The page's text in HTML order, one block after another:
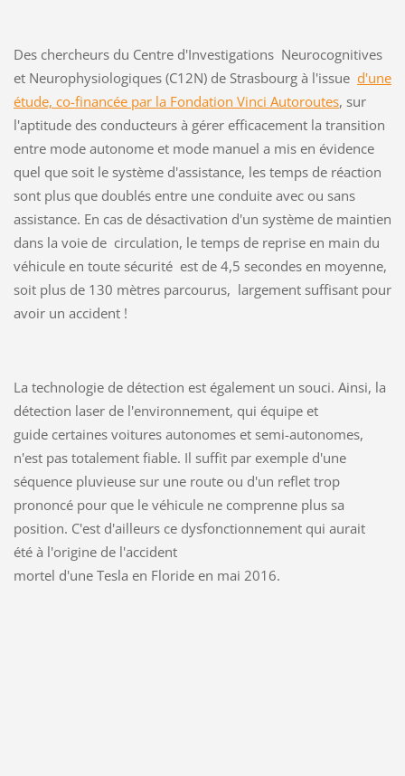
Des chercheurs du Centre d'Investigations Neurocognitives
et Neurophysiologiques (C12N) de Strasbourg à l'issue d'une
étude, co-financée par la Fondation Vinci Autoroutes, sur
l'aptitude des conducteurs à gérer efficacement la transition
entre mode autonome et mode manuel a mis en évidence
quel que soit le système d'assistance, les temps de réaction
sont plus que doublés entre une conduite avec ou sans
assistance. En cas de désactivation d'un système de maintien
dans la voie de circulation, le temps de reprise en main du
véhicule en toute sécurité est de 4,5 secondes en moyenne,
soit plus de 130 mètres parcourus, largement suffisant pour
avoir un accident !
La technologie de détection est également un souci. Ainsi, la
détection laser de l'environnement, qui équipe et
guide certaines voitures autonomes et semi-autonomes,
n'est pas totalement fiable. Il suffit par exemple d'une
séquence pluvieuse sur une route ou d'un reflet trop
prononcé pour que le véhicule ne comprenne plus sa
position. C'est d'ailleurs ce dysfonctionnement qui aurait
été à l'origine de l'accident
mortel d'une Tesla en Floride en mai 2016.